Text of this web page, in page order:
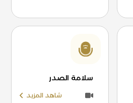
سلامة الصدر
شاهد المزيد